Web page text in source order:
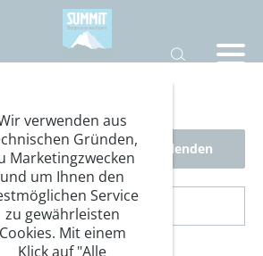
Filter ausblenden
verwenden aus
Gründen,
Marketingzwecken
und um Ihnen den
Service
zu gewährleisten
Cookies. Mit einem
Klick auf "Alle